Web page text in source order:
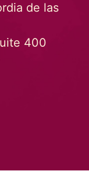
de las
400